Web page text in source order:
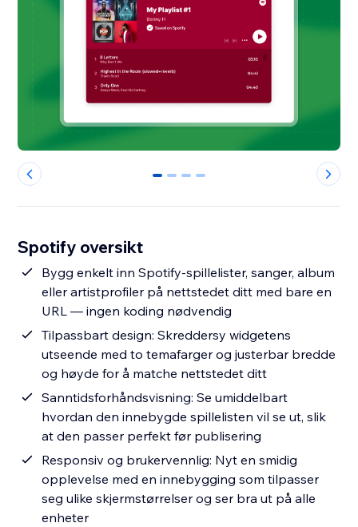
0 1 2 3
Spotify oversikt
Bygg enkelt inn Spotify-spillelister, sanger, album
eller artistprofiler på nettstedet ditt med bare en
URL — ingen koding nødvendig
Tilpassbart design: Skreddersy widgetens
utseende med to temafarger og justerbar bredde
og høyde for å matche nettstedet ditt
Sanntidsforhåndsvisning: Se umiddelbart
hvordan den innebygde spillelisten vil se ut, slik
at den passer perfekt før publisering
Responsiv og brukervennlig: Nyt en smidig
opplevelse med en innebygging som tilpasser
seg ulike skjermstørrelser og ser bra ut på alle
enheter